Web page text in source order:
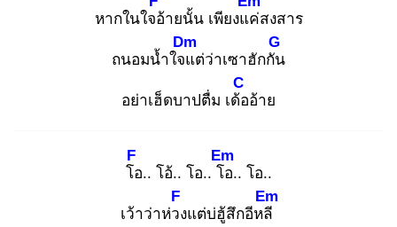
หากในใจอ้ายนั้น เพียงแค่สงสาร
ถนอมน้ำใจแ
Dm
ต่ว่าเซาฮักกัน
G
อย่าเฮ็ดบาปตื่ม เด้อ
C
อ้าย
โอ
F
.. โอ้.. โอ.. โอ
Em
.. โอ..
เว้าว่าห่วง
F
แต่บ่ฮู้สึกอีหลี
Em